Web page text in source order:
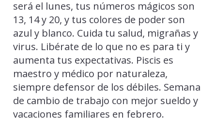
será el lunes, tus números mágicos son
13, 14 y 20, y tus colores de poder son
azul y blanco. Cuida tu salud, migrañas y
virus. Libérate de lo que no es para ti y
aumenta tus expectativas. Piscis es
maestro y médico por naturaleza,
siempre defensor de los débiles. Semana
de cambio de trabajo con mejor sueldo y
vacaciones familiares en febrero.